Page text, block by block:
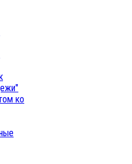
ко